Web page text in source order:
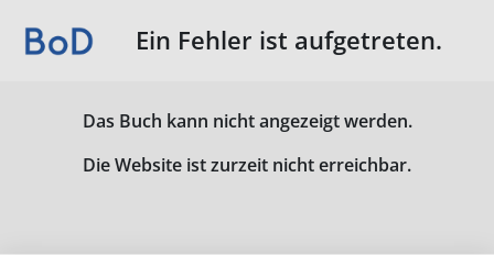
Ein Fehler ist aufgetreten.
Das Buch kann nicht angezeigt werden.
Die Website ist zurzeit nicht erreichbar.